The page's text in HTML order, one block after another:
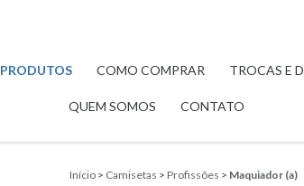
PRODUTOS COMO COMPRAR TROCAS E
QUEM SOMOS CONTATO
Início > Camisetas > Profissões > Maquiador (a)